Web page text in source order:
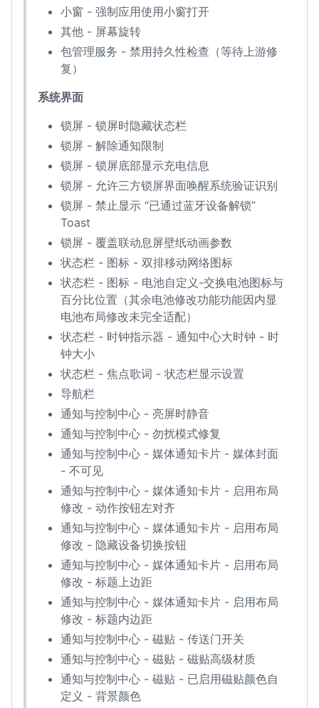
小窗 - 强制应用使用小窗打开
其他 - 屏幕旋转
包管理服务 - 禁用持久性检查（等待上游修
复）
系统界面
锁屏 - 锁屏时隐藏状态栏
锁屏 - 解除通知限制
锁屏 - 锁屏底部显示充电信息
锁屏 - 允许三方锁屏界面唤醒系统验证识别
锁屏 - 禁止显示 “已通过蓝牙设备解锁”
Toast
锁屏 - 覆盖联动息屏壁纸动画参数
状态栏 - 图标 - 双排移动网络图标
状态栏 - 图标 - 电池自定义-交换电池图标与
百分比位置（其余电池修改功能功能因内显
电池布局修改未完全适配）
状态栏 - 时钟指示器 - 通知中心大时钟 - 时
钟大小
状态栏 - 焦点歌词 - 状态栏显示设置
导航栏
通知与控制中心 - 亮屏时静音
通知与控制中心 - 勿扰模式修复
通知与控制中心 - 媒体通知卡片 - 媒体封面
- 不可见
通知与控制中心 - 媒体通知卡片 - 启用布局
修改 - 动作按钮左对齐
通知与控制中心 - 媒体通知卡片 - 启用布局
修改 - 隐藏设备切换按钮
通知与控制中心 - 媒体通知卡片 - 启用布局
修改 - 标题上边距
通知与控制中心 - 媒体通知卡片 - 启用布局
修改 - 标题内边距
通知与控制中心 - 磁贴 - 传送门开关
通知与控制中心 - 磁贴 - 磁贴高级材质
通知与控制中心 - 磁贴 - 已启用磁贴颜色自
定义 - 背景颜色